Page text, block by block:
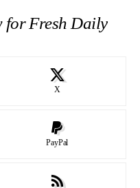
for Fresh Daily
X
PayPal